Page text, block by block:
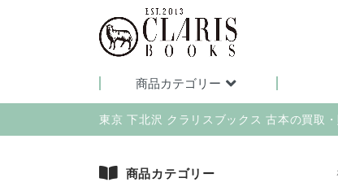
商品カテゴリー
東京 下北沢 クラリスブックス 古本の買取
商品カテゴリー